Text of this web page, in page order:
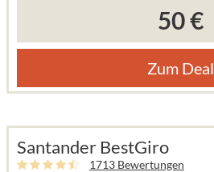
50 €
Zum Deal
Santander BestGiro
1713 Bewertungen